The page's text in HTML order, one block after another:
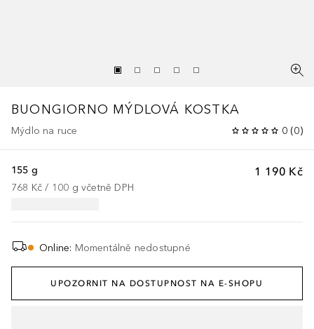
BUONGIORNO MÝDLOVÁ KOSTKA
Mýdlo na ruce 0 (0)
1 190 Kč
155 g
768 Kč / 100 g včetně DPH
Online: Momentálně nedostupné
UPOZORNIT NA DOSTUPNOST NA E-SHOPU